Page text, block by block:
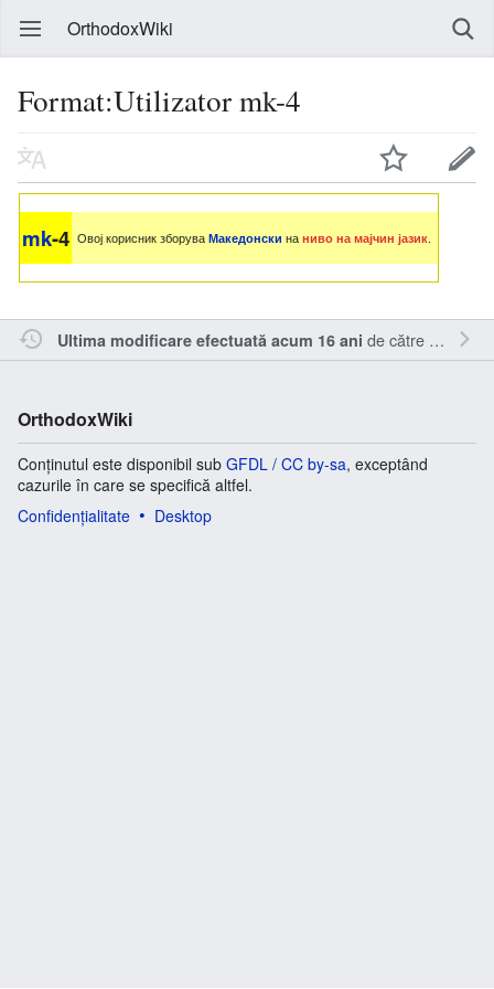
OrthodoxWiki
Format:Utilizator mk-4
mk-4 Овој корисник зборуваМакедонски наниво на мајчин јазик
Ultima modificare efectuată acum 16 ani de către
OrthodoxWiki
Conținutul este disponibil sub GFDL / CC by-sa, exceptând
cazurile în care se specifică altfel.
Confidențialitate
Desktop